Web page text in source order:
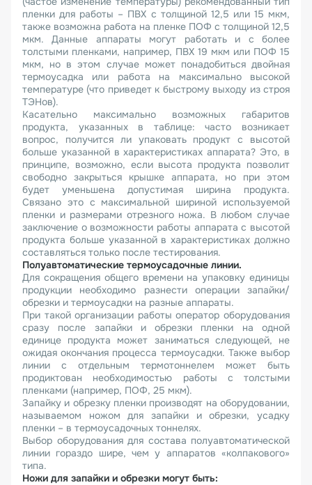
пленки для работы – ПВХ с толщиной 12,5 или 15 мкм,
также возможна работа на пленке ПОФ с толщиной 12,5
мкм. Данные аппараты могут работать и с более
толстыми пленками, например, ПВХ 19 мкм или ПОФ 15
мкм, но в этом случае может понадобиться двойная
термоусадка или работа на максимально высокой
температуре (что приведет к быстрому выходу из строя
ТЭНов).
Касательно максимально возможных габаритов
продукта, указанных в таблице: часто возникает
вопрос, получится ли упаковать продукт с высотой
больше указанной в характеристиках аппарата? Это, в
принципе, возможно, если высота продукта позволит
свободно закрыться крышке аппарата, но при этом
будет уменьшена допустимая ширина продукта.
Связано это с максимальной шириной используемой
пленки и размерами отрезного ножа. В любом случае
заключение о возможности работы аппарата с высотой
продукта больше указанной в характеристиках должно
составляться только после тестирования.
Полуавтоматические термоусадочные линии.
Для сокращения общего времени на упаковку единицы
продукции необходимо разнести операции запайки/
обрезки и термоусадки на разные аппараты.
При такой организации работы оператор оборудования
сразу после запайки и обрезки пленки на одной
единице продукта может заниматься следующей, не
ожидая окончания процесса термоусадки. Также выбор
линии с отдельным термотоннелем может быть
продиктован необходимостью работы с толстыми
пленками (например, ПОФ, 25 мкм).
Запайку и обрезку пленки производят на оборудовании,
называемом ножом для запайки и обрезки, усадку
пленки – в термоусадочных тоннелях.
Выбор оборудования для состава полуавтоматической
линии гораздо шире, чем у аппаратов «колпакового»
типа.
Ножи для запайки и обрезки могут быть: